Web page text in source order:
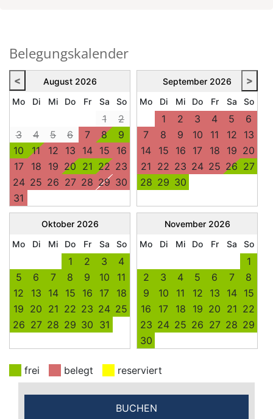
Belegungskalender
< August 2026
Mo
Di Mi Do Fr Sa So
1
2
3
4 5 6 7 8
9
10
11 12 13 14 15
16
17
18 19 20 21 22 23
24 25 26 27 28 29 30
31
September 2026
Mo
Di Mi Do Fr Sa So
1 2 3 4 5
6
7
8 9 10 11 12
13
14
15 16 17 18 19 20
21 22 23 24 25 26 27
28 29 30
Oktober 2026
Mo
Di Mi Do Fr Sa So
1 2 3
4
5
6 7 8 9 10
11
12
13 14 15 16 17
18
19 20 21 22 23 24 25
26 27 28 29 30 31
November 2026
Mo
Di Mi Do Fr Sa So
1
2
3 4 5 6 7
8
9
10 11 12 13 14
15
16
17 18 19 20 21 22
23 24 25 26 27 28 29
30
frei belegt reserviert
>
BUCHEN